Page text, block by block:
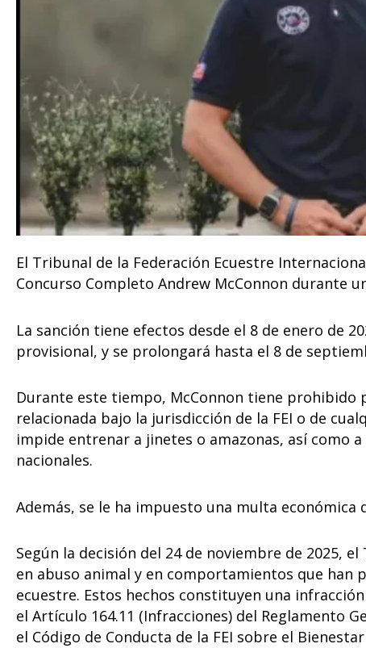
El Tribunal de la Federación Ecuestre
Concurso Completo Andrew McConnon durante
La sanción tiene efectos desde el 8 de enero de
provisional, y se prolongará hasta el 8 de
Durante este tiempo, McConnon tiene
relacionada bajo la jurisdicción de la FEI o de
impide entrenar a jinetes o amazonas, así como
nacionales.
Además, se le ha impuesto una multa económica
Según la decisión del 24 de noviembre de 2025,
en abuso animal y en comportamientos que han
ecuestre. Estos hechos constituyen una
el Artículo 164.11 (Infracciones) del Reglamento
el Código de Conducta de la FEI sobre el